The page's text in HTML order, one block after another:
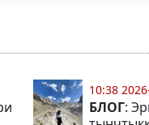
10:38
БЛОГ: